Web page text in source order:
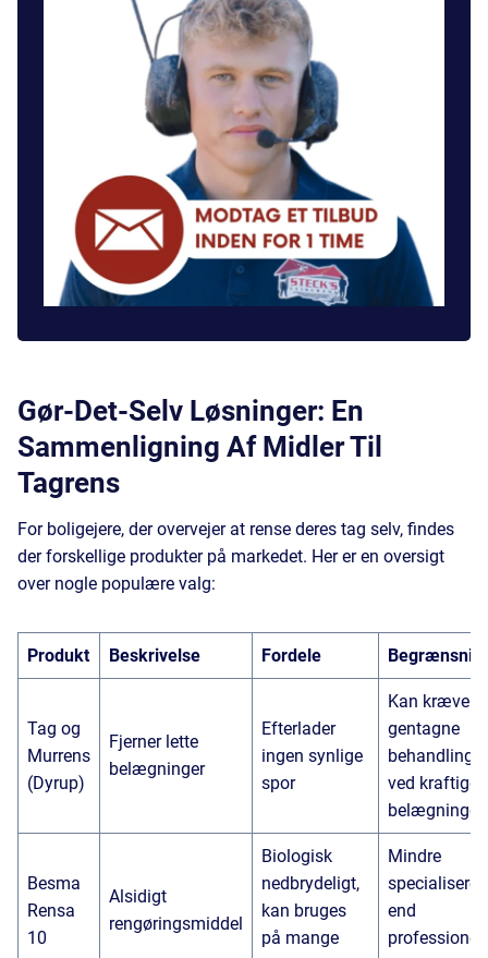
Gør-Det-Selv Løsninger: En
Sammenligning Af Midler Til
Tagrens
For boligejere, der overvejer at rense deres tag selv, findes
der forskellige produkter på markedet. Her er en oversigt
over nogle populære valg:
Produkt Beskrivelse Fordele
Tag og
Murrens
(Dyrup)
Fjerner lette
belægninger
Efterlader
ingen synlige
spor
Kan kræve
gentagne
behandlinger
ved kraftige
belægninger
Besma
Rensa
10
Alsidigt
rengøringsmiddel
Biologisk
nedbrydeligt,
kan bruges
på mange
Mindre
specialiseret
end